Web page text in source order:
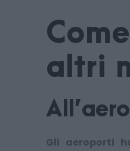
altri
Gli aeroporti